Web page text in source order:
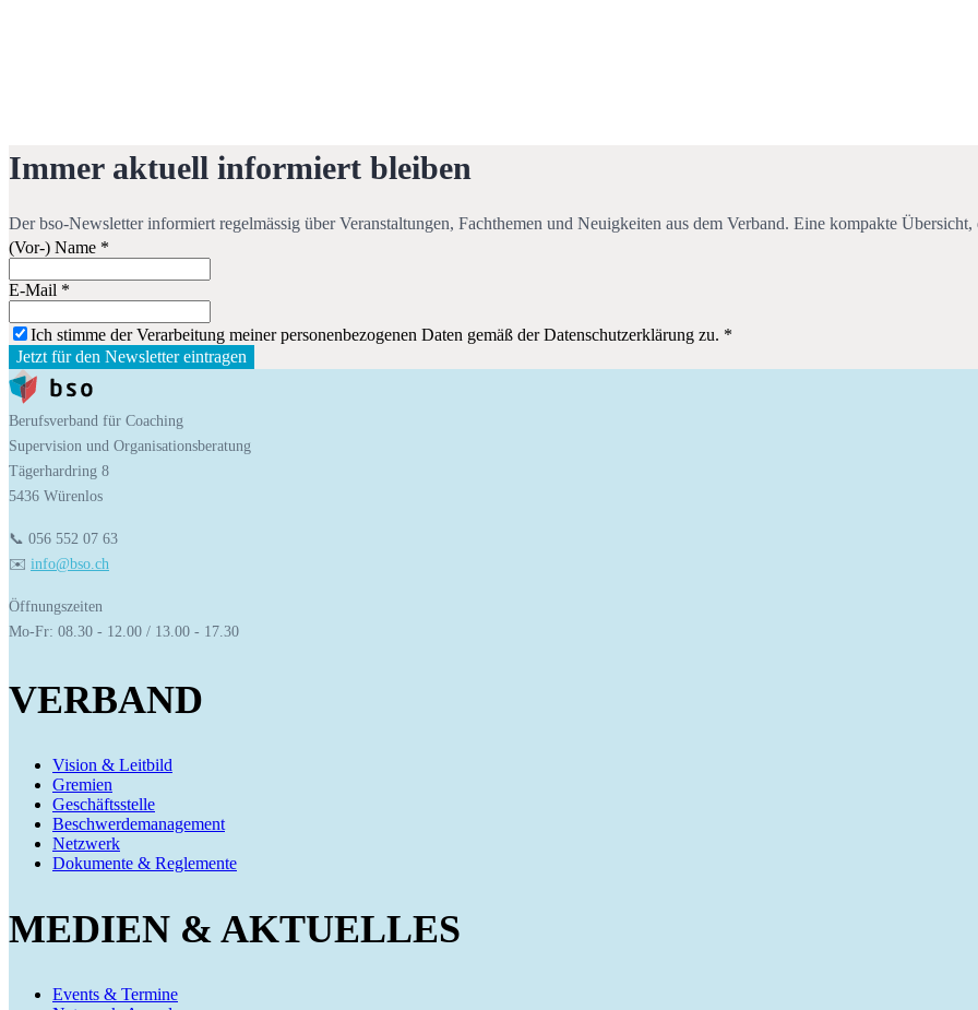
Immer aktuell informiert bleiben
Der bso-Newsletter informiert regelmässig über Veranstaltungen, Fachthemen und Neuigkeiten aus dem Verband. Eine kompakte
(Vor-) Name *
E-Mail *
Ich stimme der Verarbeitung meiner personenbezogenen Daten gemäß der Datenschutzerklärung zu. *
Jetzt für den Newsletter eintragen
Berufsverband für Coaching
Supervision und Organisationsberatung
Tägerhardring 8
5436 Würenlos
📞 056 552 07 63
✉️ info@bso.ch
Öffnungszeiten
Mo-Fr: 08.30 - 12.00 / 13.00 - 17.30
VERBAND
Vision & Leitbild
Gremien
Geschäftsstelle
Beschwerdemanagement
Netzwerk
Dokumente & Reglemente
MEDIEN & AKTUELLES
Events & Termine